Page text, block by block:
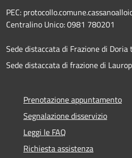
PEC:
Centralino Unico: 0981 780201
Sede distaccata di Frazione di
Sede distaccata di frazione di
Prenotazione appuntamento
Segnalazione disservizio
Leggi le FAQ
Richiesta assistenza